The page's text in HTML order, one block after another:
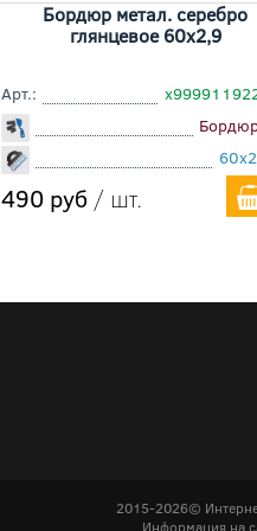
Бордюр метал. серебро
глянцевое 60x2,9
Арт.:
490 руб / шт.
2015-2026©
Информация на